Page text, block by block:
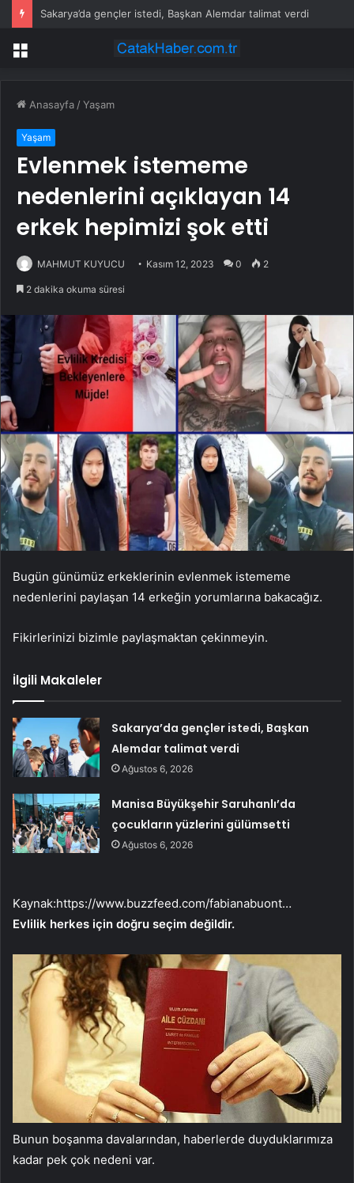
Menü
Anasayfa /Yaşam
Yaşam
Evlenmek istememe
nedenlerini açıklayan 14
erkek hepimizi şok etti
MAHMUT KUYUCU Kasım 12, 2023 0 2
2 dakika okuma süresi
Bugün günümüz erkeklerinin evlenmek istememe
nedenlerini paylaşan 14 erkeğin yorumlarına bakacağız.
Fikirlerinizi bizimle paylaşmaktan çekinmeyin.
İlgili Makaleler
Sakarya’da gençler istedi, Başkan
Alemdar talimat verdi
Ağustos 6, 2026
Manisa Büyükşehir Saruhanlı’da
çocukların yüzlerini gülümsetti
Ağustos 6, 2026
Kaynak:https://www.buzzfeed.com/fabianabuont…
Evlilik herkes için doğru seçim değildir.
Bunun boşanma davalarından, haberlerde duyduklarımıza
kadar pek çok nedeni var.